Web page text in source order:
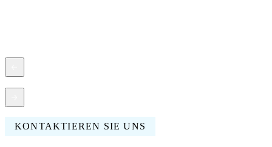
KONTAKTIEREN SIE UNS